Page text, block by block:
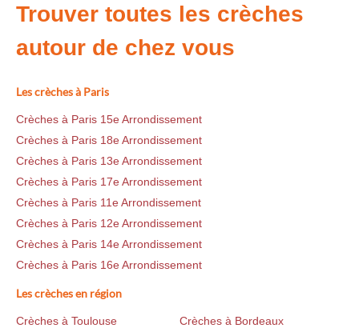
Trouver toutes les crèches
autour de chez vous
Les crèches à Paris
Crèches à Paris 15e Arrondissement
Crèches à Paris 18e Arrondissement
Crèches à Paris 13e Arrondissement
Crèches à Paris 17e Arrondissement
Crèches à Paris 11e Arrondissement
Crèches à Paris 12e Arrondissement
Crèches à Paris 14e Arrondissement
Crèches à Paris 16e Arrondissement
Les crèches en région
Crèches à Toulouse
Crèches à Bordeaux